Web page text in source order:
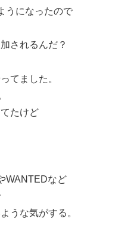
うになったので
されるんだ？
てました。
たけど
WANTEDなど
うな気がする。